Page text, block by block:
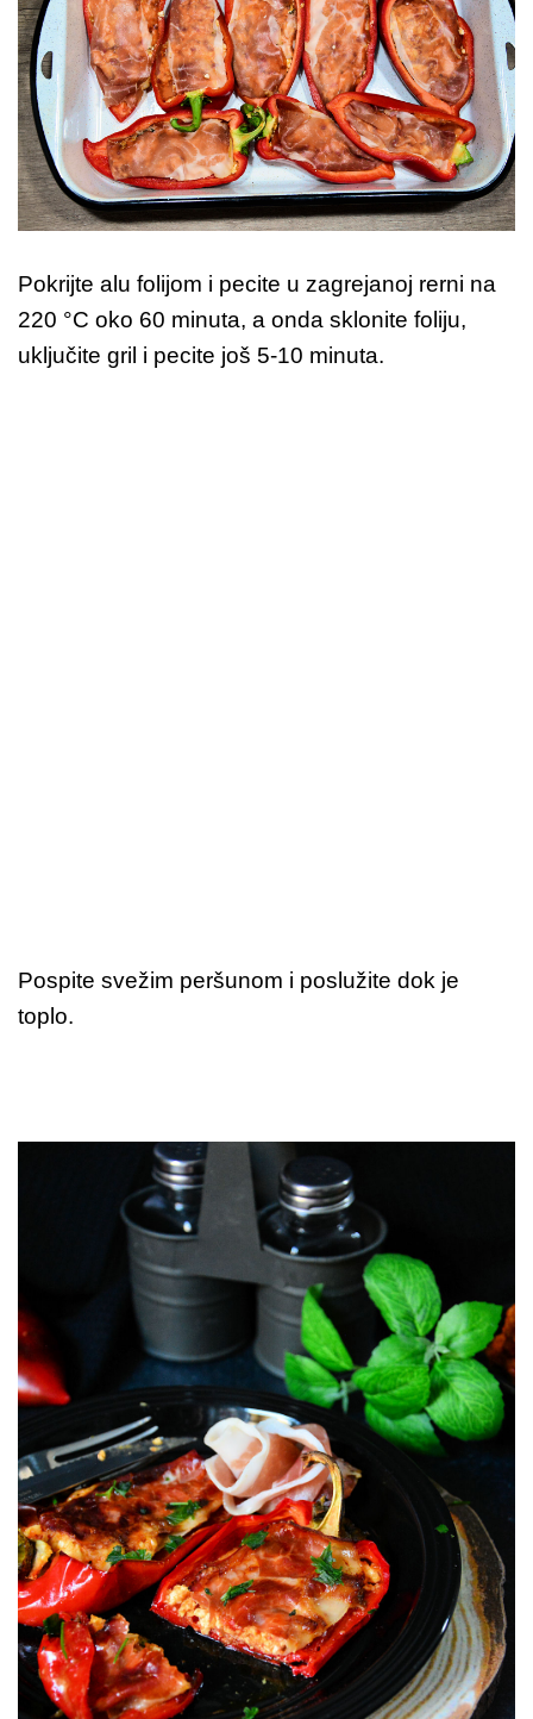
Pokrijte alu folijom i pecite u zagrejanoj rerni na
220 °C oko 60 minuta, a onda sklonite foliju,
uključite gril i pecite još 5-10 minuta.
Pospite svežim peršunom i poslužite dok je
toplo.